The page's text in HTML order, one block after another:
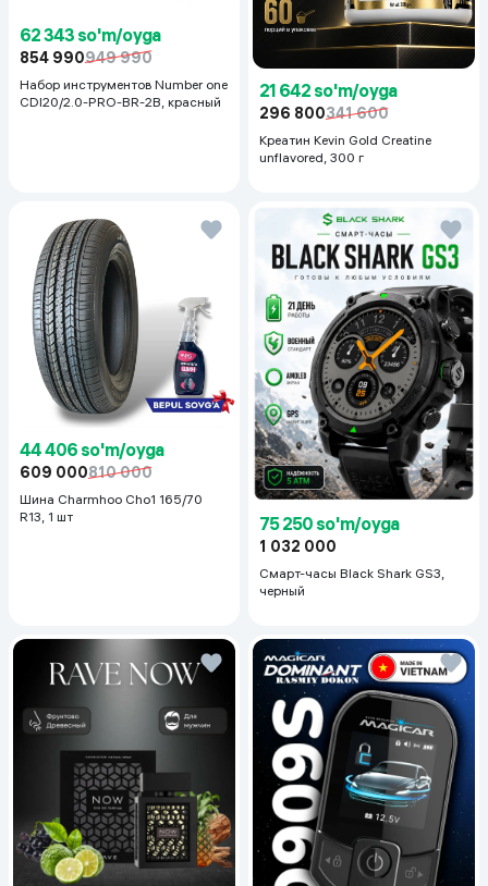
62 343 so'm/oyga
854 990949 990
Набор инструментов Number one
CDI20/2.0-PRO-BR-2B, красный
21 642 so'm/oyga
296 800341 600
Креатин Kevin Gold Creatine
unflavored, 300 г
44 406 so'm/oyga
609 000810 000
Шина Charmhoo Cho1 165/70
R13, 1 шт
75 250 so'm/oyga
1 032 000
Смарт-часы Black Shark GS3,
черный